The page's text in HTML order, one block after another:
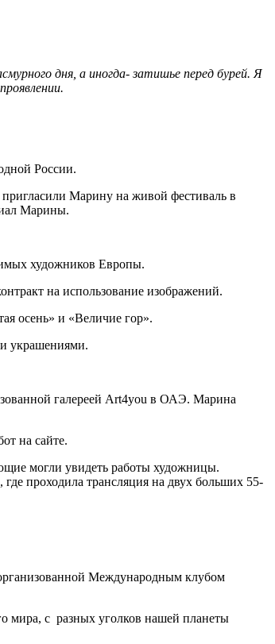
дня, а иногда- затишье перед бурей. Я
России.
пригласили Марину на живой фестиваль в
Марины.
художников Европы.
на использование изображений.
осень» и «Величие гор».
украшениями.
галереей Art4you в ОАЭ. Марина
на сайте.
могли увидеть работы художницы.
проходила трансляция на двух больших 55-
Международным клубом
мира, с разных уголков нашей планеты